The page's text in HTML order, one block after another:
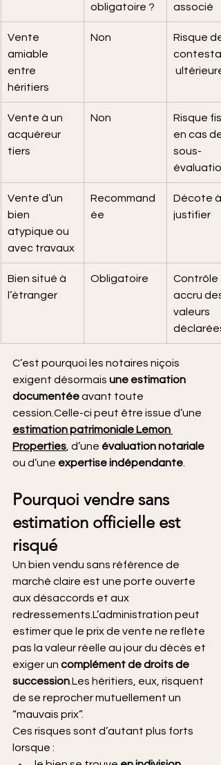
obligatoire ?
associé
Vente
amiable
entre
héritiers
Non
Risque de
ultérieure
Vente à un
acquéreur
tiers
Non
Risque
en cas de
sous-
Vente d’un
bien
atypique ou
avec travaux
Recommand
ée
Décote à
justifier
Bien situé à
l’étranger
Obligatoire
Contrôle
accru des
valeurs
déclarées
C’est pourquoi les notaires niçois
exigent désormais une estimation
documentée avant toute
cession.Celle-ci peut être issue d’une
estimation patrimoniale Lemon
Properties , d’une évaluation notariale
ou d’une expertise indépendante
Pourquoi vendre sans
estimation officielle est
risqué
Un bien vendu sans référence de
marché claire est une porte ouverte
aux désaccords et aux
redressements.L’administration peut
estimer que le prix de vente ne reflète
pas la valeur réelle au jour du décès et
exiger un complément de droits de
succession.Les héritiers, eux, risquent
de se reprocher mutuellement un
“mauvais prix”.
Ces risques sont d’autant plus forts
lorsque :